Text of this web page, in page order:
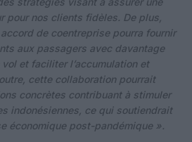
pour nos clients fidèles. De plus,
de coentreprise pourra fournir
aux passagers avec davantage
vol et faciliter l’accumulation et
cette collaboration pourrait
concrètes contribuant à stimuler
indonésiennes, ce qui soutiendrait
économique post-pandémique ».